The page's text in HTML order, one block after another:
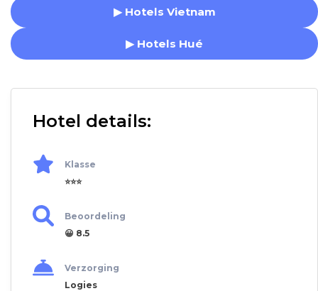
▶ Hotels Vietnam
▶ Hotels Hué
Hotel details:
Klasse
⭐⭐⭐
Beoordeling
😀 8.5
Verzorging
Logies